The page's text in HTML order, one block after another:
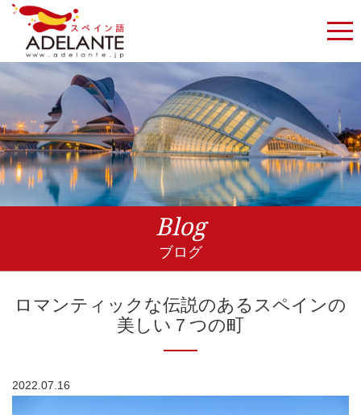
Blog
ブログ
ロマンティックな伝説のあるスペインの
美しい７つの町
2022.07.16